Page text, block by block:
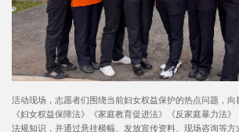
活动现场，志愿者们围绕当前妇女权益保护的热点问题，向
《妇女权益保障法》《家庭教育促进法》《反家庭暴力法
法规知识，并通过悬挂横幅、发放宣传资料、现场咨询等